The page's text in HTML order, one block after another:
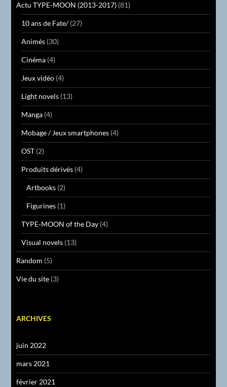
Actu TYPE-MOON (2013-2017) (81)
10 ans de Fate/(27)
Animés (30)
Cinéma (4)
Jeux vidéo (4)
Light novels (13)
Manga (4)
Mobage / Jeux smartphones (4)
OST (2)
Produits dérivés (4)
Artbooks (2)
Figurines (1)
TYPE-MOON of the Day (4)
Visual novels (13)
Random (5)
Vie du site (3)
ARCHIVES
juin 2022
mars 2021
février 2021